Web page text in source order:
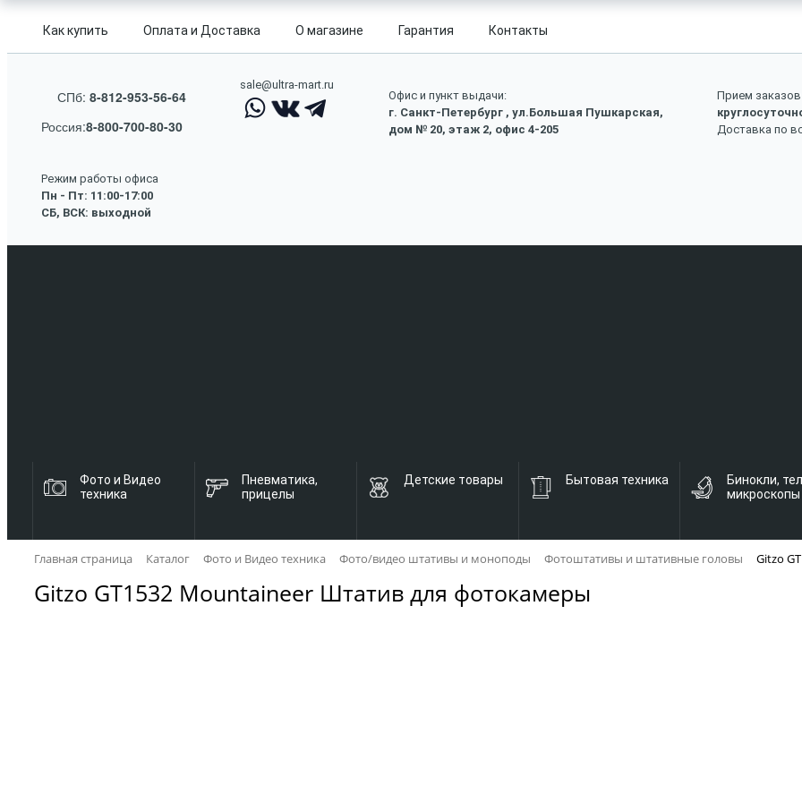
Как купить Оплата и Доставка О магазине Гарантия Контакты
СПб: 8-812-953-56-64
Россия:8-800-700-80-30
sale@ultra-mart.ru
Офис и пункт выдачи:
г. Санкт-Петербург , ул.Большая Пушкарская,
дом № 20, этаж 2, офис 4-205
Прием заказов
Доставка по
Режим работы офиса
Пн - Пт: 11:00-17:00
СБ, ВСК: выходной
Фото и Видео
техника
Пневматика,
прицелы
Детские товары Бытовая техника
Бинокли,
микроскопы
Главная страница Каталог Фото и Видео техника Фото/видео штативы и моноподы Фотоштативы и штативные головы Gitzo
Gitzo GT1532 Mountaineer Штатив для фотокамеры